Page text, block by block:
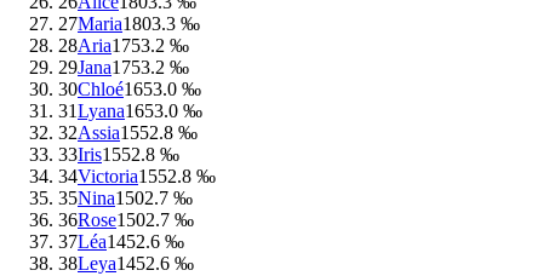
27Maria1803.3 ‰
28Aria1753.2 ‰
29Jana1753.2 ‰
30Chloé1653.0 ‰
31Lyana1653.0 ‰
32Assia1552.8 ‰
33Iris1552.8 ‰
34Victoria1552.8 ‰
35Nina1502.7 ‰
36Rose1502.7 ‰
37Léa1452.6 ‰
38Leya1452.6 ‰